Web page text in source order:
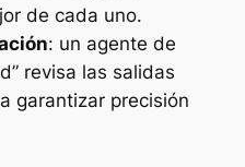
de cada uno.
: un agente de
revisa las salidas
garantizar precisión